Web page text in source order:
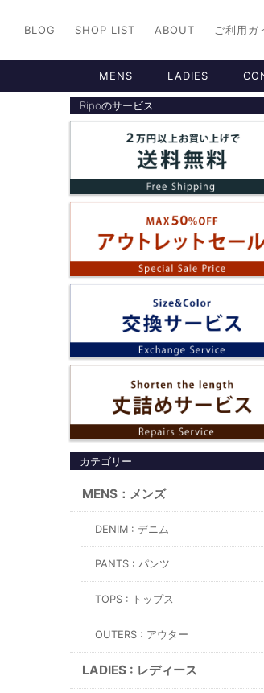
BLOG SHOP LIST ABOUT ご利用ガ
MENS LADIES
Ripoのサービス
カテゴリー
MENS：メンズ
DENIM : デニム
PANTS : パンツ
TOPS : トップス
OUTERS : アウター
LADIES : レディース